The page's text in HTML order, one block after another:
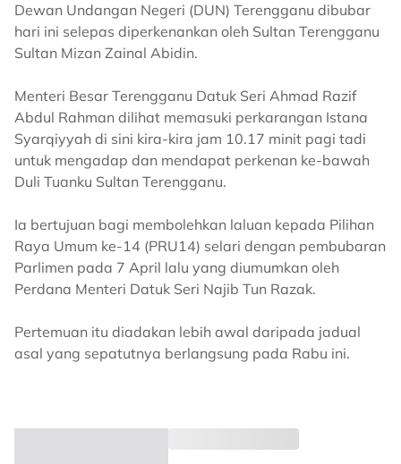
Dewan Undangan Negeri (DUN) Terengganu dibubar
hari ini selepas diperkenankan oleh Sultan Terengganu
Sultan Mizan Zainal Abidin.
Menteri Besar Terengganu Datuk Seri Ahmad Razif
Abdul Rahman dilihat memasuki perkarangan Istana
Syarqiyyah di sini kira-kira jam 10.17 minit pagi tadi
untuk mengadap dan mendapat perkenan ke-bawah
Duli Tuanku Sultan Terengganu.
Ia bertujuan bagi membolehkan laluan kepada Pilihan
Raya Umum ke-14 (PRU14) selari dengan pembubaran
Parlimen pada 7 April lalu yang diumumkan oleh
Perdana Menteri Datuk Seri Najib Tun Razak.
Pertemuan itu diadakan lebih awal daripada jadual
asal yang sepatutnya berlangsung pada Rabu ini.